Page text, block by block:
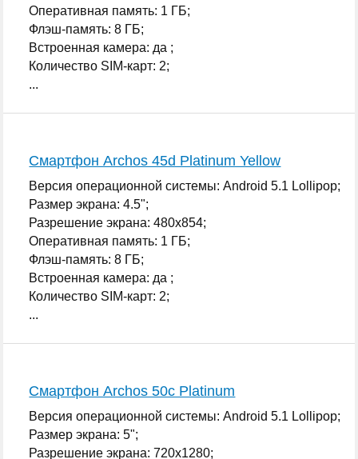
Оперативная память: 1 ГБ;
Флэш-память: 8 ГБ;
Встроенная камера: да ;
Количество SIM-карт: 2;
...
Смартфон Archos 45d Platinum Yellow
Версия операционной системы: Android 5.1 Lollipop;
Размер экрана: 4.5";
Разрешение экрана: 480x854;
Оперативная память: 1 ГБ;
Флэш-память: 8 ГБ;
Встроенная камера: да ;
Количество SIM-карт: 2;
...
Смартфон Archos 50c Platinum
Версия операционной системы: Android 5.1 Lollipop;
Размер экрана: 5";
Разрешение экрана: 720x1280;